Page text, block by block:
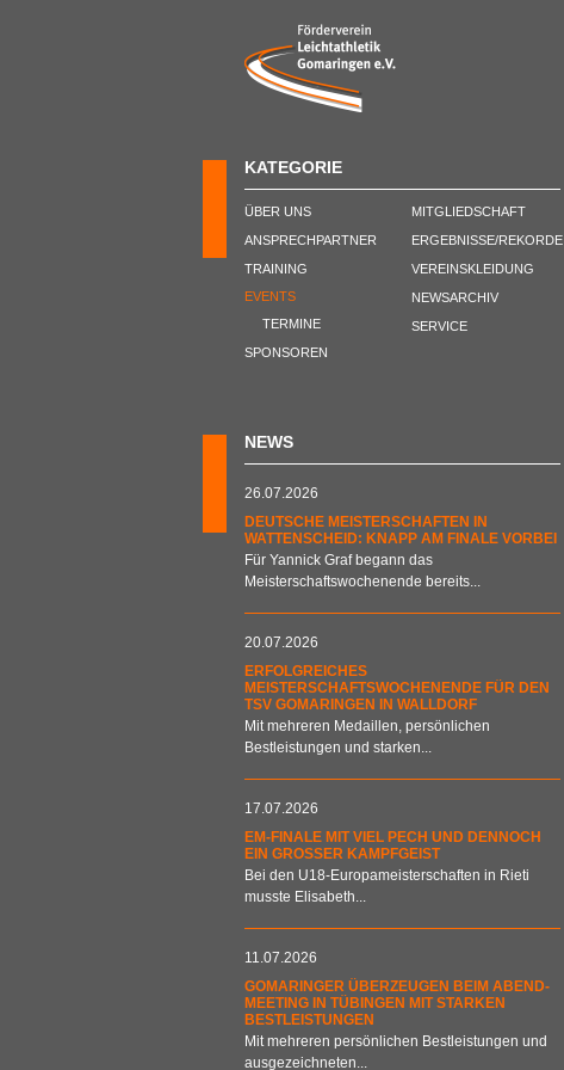
KATEGORIE
ÜBER UNS
ANSPRECHPARTNER
TRAINING
EVENTS
TERMINE
SPONSOREN
MITGLIEDSCHAFT
ERGEBNISSE/REKORDE
VEREINSKLEIDUNG
NEWSARCHIV
SERVICE
NEWS
26.07.2026
DEUTSCHE MEISTERSCHAFTEN IN
WATTENSCHEID: KNAPP AM FINALE VORBEI
Für Yannick Graf begann das
Meisterschaftswochenende bereits...
20.07.2026
ERFOLGREICHES
MEISTERSCHAFTSWOCHENENDE FÜR DEN
TSV GOMARINGEN IN WALLDORF
Mit mehreren Medaillen, persönlichen
Bestleistungen und starken...
17.07.2026
EM-FINALE MIT VIEL PECH UND DENNOCH
EIN GROSSER KAMPFGEIST
Bei den U18-Europameisterschaften in Rieti
musste Elisabeth...
11.07.2026
GOMARINGER ÜBERZEUGEN BEIM ABEND-
MEETING IN TÜBINGEN MIT STARKEN
BESTLEISTUNGEN
Mit mehreren persönlichen Bestleistungen und
ausgezeichneten...